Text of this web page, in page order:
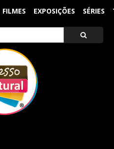
FILMES EXPOSIÇÕES SÉRIES